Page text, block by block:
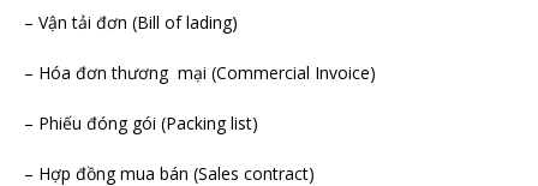
– Vận tải đơn (Bill of lading)
– Hóa đơn thương mại (Commercial Invoice)
– Phiếu đóng gói (Packing list)
– Hợp đồng mua bán (Sales contract)